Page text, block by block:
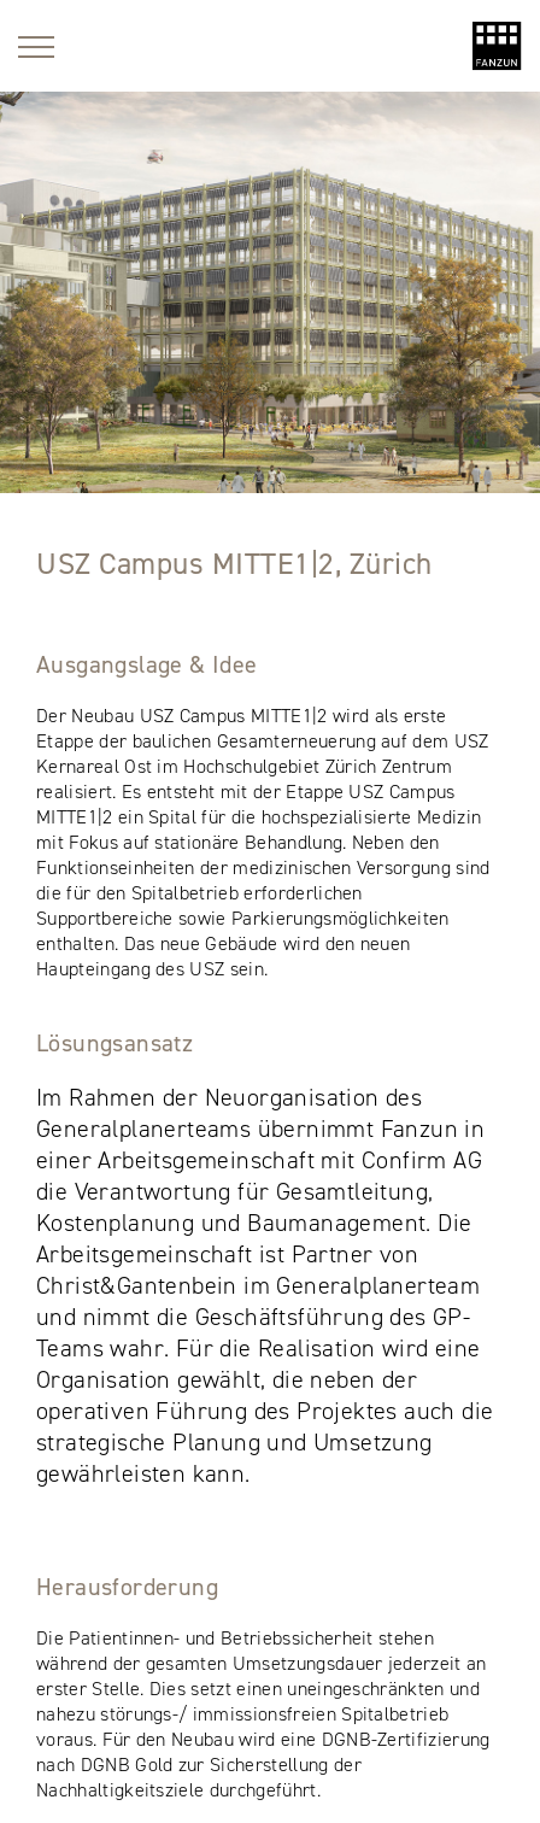
USZ Campus MITTE1|2, Zürich
Ausgangslage & Idee
Der Neubau USZ Campus MITTE1|2 wird als erste
Etappe der baulichen Gesamterneuerung auf dem USZ
Kernareal Ost im Hochschulgebiet Zürich Zentrum
realisiert. Es entsteht mit der Etappe USZ Campus
MITTE1|2 ein Spital für die hochspezialisierte Medizin
mit Fokus auf stationäre Behandlung. Neben den
Funktionseinheiten der medizinischen Versorgung sind
die für den Spitalbetrieb erforderlichen
Supportbereiche sowie Parkierungsmöglichkeiten
enthalten. Das neue Gebäude wird den neuen
Haupteingang des USZ sein.
Lösungsansatz
Im Rahmen der Neuorganisation des
Generalplanerteams übernimmt Fanzun in
einer Arbeitsgemeinschaft mit Confirm AG
die Verantwortung für Gesamtleitung,
Kostenplanung und Baumanagement. Die
Arbeitsgemeinschaft ist Partner von
Christ&Gantenbein im Generalplanerteam
und nimmt die Geschäftsführung des GP-
Teams wahr. Für die Realisation wird eine
Organisation gewählt, die neben der
operativen Führung des Projektes auch die
strategische Planung und Umsetzung
gewährleisten kann.
Herausforderung
Die Patientinnen- und Betriebssicherheit stehen
während der gesamten Umsetzungsdauer jederzeit an
erster Stelle. Dies setzt einen uneingeschränkten und
nahezu störungs-/ immissionsfreien Spitalbetrieb
voraus. Für den Neubau wird eine DGNB-Zertifizierung
nach DGNB Gold zur Sicherstellung der
Nachhaltigkeitsziele durchgeführt.